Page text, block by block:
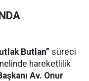
Butlan” süreci
hareketlilik
Av. Onur